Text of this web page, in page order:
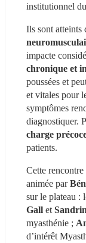
institutionnel
Ils sont atteints
impacte
chronique et
poussées et
et vitales pour
symptômes
diagnostiquer.
charge
patients.
Cette
animée par
sur le plateau :
Gall et
myasthénie ;
d’intérêt